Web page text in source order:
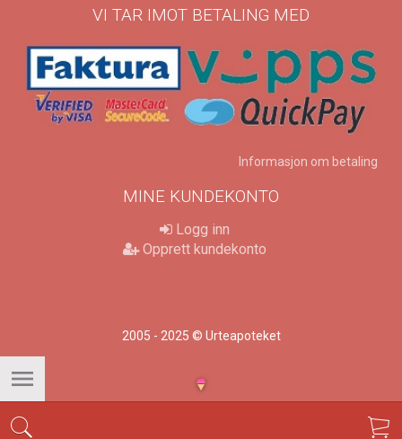
VI TAR IMOT BETALING MED
Informasjon om betaling
MINE KUNDEKONTO
Logg inn
Opprett kundekonto
2005 - 2025 © Urteapoteket